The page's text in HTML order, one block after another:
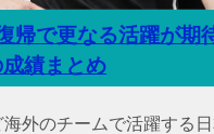
帰で更なる活躍が期
績まとめ
外のチームで活躍する